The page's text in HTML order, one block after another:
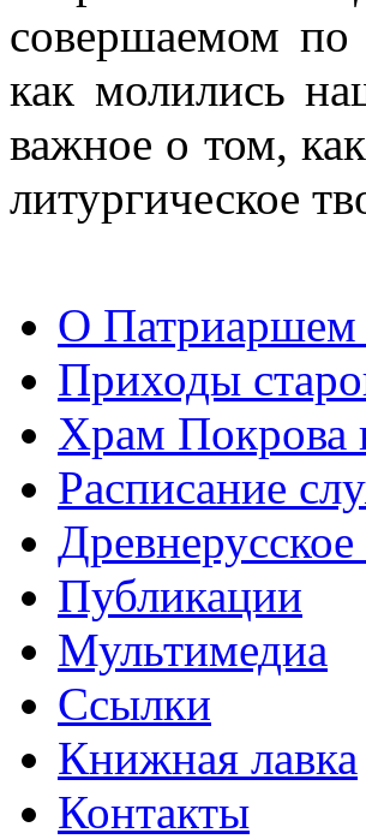
совершаемом по
как молились
важное о том,
литургическое
О Патриаршем
Приходы
Храм Покрова
Расписание
Публикации
Мультимедиа
Ссылки
Книжная лавка
Контакты